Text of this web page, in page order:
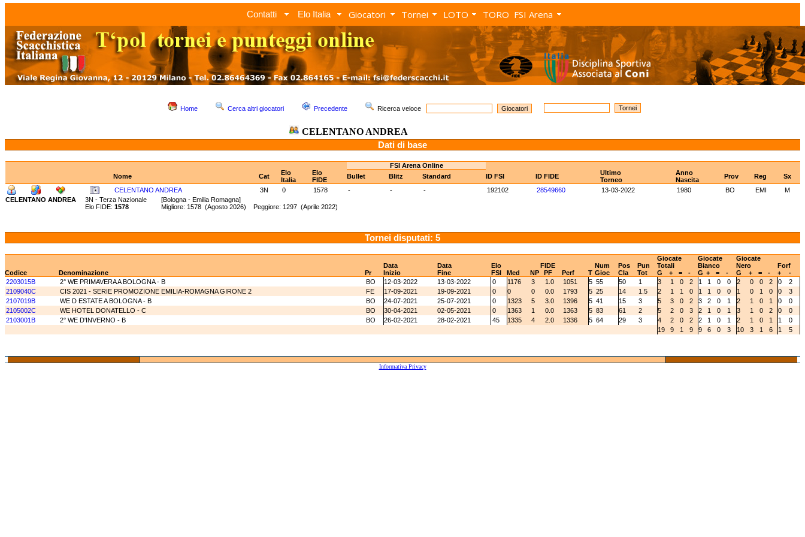
Contatti Elo Italia Giocatori Tornei LOTO TORO FSI Arena
Home Cerca altri giocatori Precedente Ricerca veloce
CELENTANO ANDREA
Dati di base
FSI Arena Online
Nome
Cat
Elo
Italia
Elo
FIDE
Bullet Blitz Standard ID FSI ID FIDE
Ultimo
Torneo
Anno
Nascita
Prov Reg
Sx
CELENTANO ANDREA
3N 0 1578 - - - 192102 28549660 13-03-2022 1980 BO EMI
M
CELENTANO ANDREA
3N - Terza Nazionale [Bologna - Emilia Romagna]
Elo FIDE: 1578 Migliore: 1578 (Agosto 2026) Peggiore: 1297 (Aprile 2022)
Tornei disputati: 5
Data Data Elo FIDE Num Pos Pun
Giocate
Totali
Giocate
Bianco
Giocate
Nero
Forf
Codice
Denominazione Pr Inizio Fine FSI Med NP PF Perf T Gioc Cla Tot G + = - G + = - G + = - +
-
2203015B
2° WE PRIMAVERA A BOLOGNA - B BO 12-03-2022 13-03-2022 0 1176 3 1.0 1051 5 55 50 1 3 1 0 2 1 1 0 0 2 0 0 2 0
2
2109040C
CIS 2021 - SERIE PROMOZIONE EMILIA-ROMAGNA GIRONE 2 FE 17-09-2021 19-09-2021 0 0 0 0.0 1793 5 25 14 1.5 2 1 1 0 1 1 0 0 1 0 1 0 0
3
2107019B
WE D ESTATE A BOLOGNA - B BO 24-07-2021 25-07-2021 0 1323 5 3.0 1396 5 41 15 3 5 3 0 2 3 2 0 1 2 1 0 1 0
0
2105002C
WE HOTEL DONATELLO - C BO 30-04-2021 02-05-2021 0 1363 1 0.0 1363 5 83 61 2 5 2 0 3 2 1 0 1 3 1 0 2 0
0
2103001B
2° WE D'INVERNO - B BO 26-02-2021 28-02-2021 45 1335 4 2.0 1336 5 64 29 3 4 2 0 2 2 1 0 1 2 1 0 1 1
0
19
9 1 9 9 6 0 3 10 3 1 6 1 5
Informativa Privacy